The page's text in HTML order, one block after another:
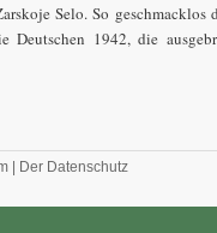
Selo. So
Deutschen 1942, die
Der Datenschutz